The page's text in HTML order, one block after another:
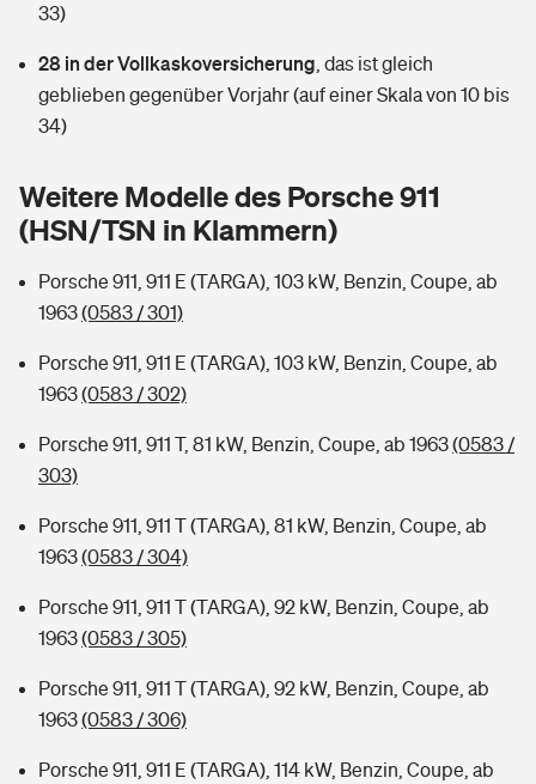
Zur Übersicht
Tools
Wer versichert was: Jetzt Versicherer finden
Sie haben Fragen?
Handyversicherung
Musikinstrumentenversicherung
Zur Übersicht
Kinderunfall-Check: Mehr Sicherheit für deine Kids
Typklassen: So ist Ihr Auto eingestuft
Wer versichert was: Jetzt Versicherer finden
Sie haben Fragen?
Rentenrechner: Wie viel Geld bekomme ich im Alter?
33)
28 in der Vollkaskoversicherung das ist gleich
geblieben gegenüber Vorjahr (auf einer Skala von 10 bis
34)
Weitere Modelle des Porsche 911
(HSN/TSN in Klammern)
Porsche 911, 911 E (TARGA), 103 kW, Benzin, Coupe, ab
1963(0583 / 301)
Porsche 911, 911 E (TARGA), 103 kW, Benzin, Coupe, ab
1963(0583 / 302)
Porsche 911, 911 T, 81 kW, Benzin, Coupe, ab 1963(0583 /
303)
Porsche 911, 911 T (TARGA), 81 kW, Benzin, Coupe, ab
1963(0583 / 304)
Porsche 911, 911 T (TARGA), 92 kW, Benzin, Coupe, ab
1963(0583 / 305)
Porsche 911, 911 T (TARGA), 92 kW, Benzin, Coupe, ab
1963(0583 / 306)
Porsche 911, 911 E (TARGA), 114 kW, Benzin, Coupe, ab